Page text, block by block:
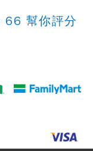
66 幫你評分